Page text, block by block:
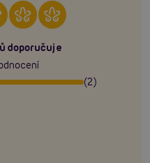
doporučuje
(2)